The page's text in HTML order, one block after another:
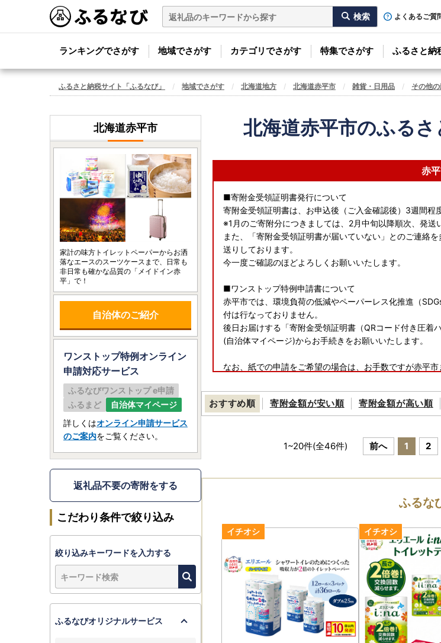
よくあるご質
ランキングでさがす 地域でさがす カテゴリでさがす 特集でさがす ふるさと納
ふるさと納税サイト「ふるなび」 地域でさがす 北海道地方 北海道赤平市 雑貨・日用品 その他
北海道赤平市のふる
赤
■寄附金受領証明書発行について
寄附金受領証明書は、お申込後（ご入金確認後）3週間程
※1月のご寄附分につきましては、2月中旬以降順次、発送
また、「寄附金受領証明書が届いていない」とのご連絡
送りしております。
今一度ご確認のほどよろしくお願いいたします。
■ワンストップ特例申請書について
赤平市では、環境負荷の低減やペーパーレス化推進（
付は行なっておりません。
後日お届けする「寄附金受領証明書（QRコード付き圧着
(自治体マイページ)からお手続きをお願いいたします。
なお、紙での申請をご希望の場合は、お手数ですが赤平
だくことをお勧めいたします。
また、添付書類に漏れのないよう、今一度ご確認をお願
---ワンストップ特例制度について（総務省）（https://
〒079-1192 北海道赤平市泉町4丁目1番地
赤平市役所企画課(ふるさと納税担当) 宛て
ワンストップ特例申請書受付書は郵送での返送は行なっ
そこから同受付書をダウンロードすることができます。
メールアドレスのない方は、【ワンストップ特例申請書
おすすめ順 寄附金額が安い順 寄附金額が高い順
1~20件(全46件) 前へ 1 2
ふるな
北海道赤平市
家計の味方トイレットペーパーからお洒
落なエースのスーツケースまで、日常も
非日常も確かな品質の「メイドイン赤
平」で！
自治体のご紹介
ワンストップ特例オンライン
申請対応サービス
ふるなびワンストップ e申請
ふるまど
自治体マイページ
詳しくはオンライン申請サービス
のご案内をご覧ください。
返礼品不要の寄附をする
こだわり条件で絞り込み
絞り込みキーワードを入力する
ふるなびオリジナルサービス